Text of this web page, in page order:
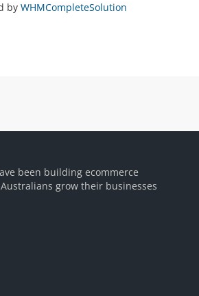
by WHMCompleteSolution
been building ecommerce
grow their businesses